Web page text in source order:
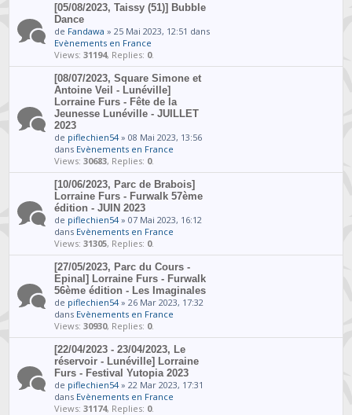
[05/08/2023, Taissy (51)] Bubble
Dance
de Fandawa » 25 Mai 2023, 12:51 dans
Evènements en France
Views:31194, Replies: 0.
[08/07/2023, Square Simone et
Antoine Veil - Lunéville]
Lorraine Furs - Fête de la
Jeunesse Lunéville - JUILLET
2023
de piflechien54» 08 Mai 2023, 13:56
dans Evènements en France
Views:30683, Replies: 0.
[10/06/2023, Parc de Brabois]
Lorraine Furs - Furwalk 57ème
édition - JUIN 2023
de piflechien54» 07 Mai 2023, 16:12
dans Evènements en France
Views:31305, Replies: 0.
[27/05/2023, Parc du Cours -
Epinal] Lorraine Furs - Furwalk
56ème édition - Les Imaginales
de piflechien54» 26 Mar 2023, 17:32
dans Evènements en France
Views:30930, Replies: 0.
[22/04/2023 - 23/04/2023, Le
réservoir - Lunéville] Lorraine
Furs - Festival Yutopia 2023
de piflechien54» 22 Mar 2023, 17:31
dans Evènements en France
Views:31174, Replies: 0.